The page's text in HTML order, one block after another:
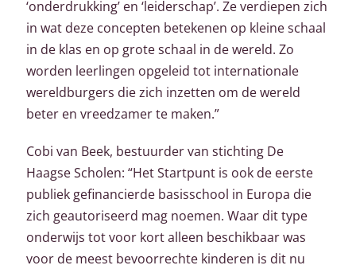
‘onderdrukking’ en ‘leiderschap’. Ze verdiepen zich
in wat deze concepten betekenen op kleine schaal
in de klas en op grote schaal in de wereld. Zo
worden leerlingen opgeleid tot internationale
wereldburgers die zich inzetten om de wereld
beter en vreedzamer te maken.”
Cobi van Beek, bestuurder van stichting De
Haagse Scholen: “Het Startpunt is ook de eerste
publiek gefinancierde basisschool in Europa die
zich geautoriseerd mag noemen. Waar dit type
onderwijs tot voor kort alleen beschikbaar was
voor de meest bevoorrechte kinderen is dit nu